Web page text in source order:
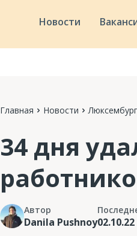
Новости
Главная Новости Люксембург
34 дня
Автор
Danila Pushnoy02.10.22